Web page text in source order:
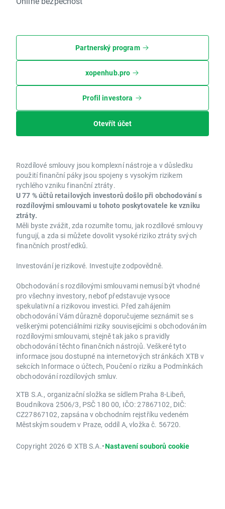
Partnerský program
xopenhub.pro
Profil investora
Otevřít účet
Rozdílové smlouvy jsou komplexní nástroje a v důsledku
použití finanční páky jsou spojeny s vysokým rizikem
rychlého vzniku finanční ztráty.
U 77 % účtů retailových investorů došlo při obchodování s
rozdílovými smlouvami u tohoto poskytovatele ke vzniku
ztráty.
Měli byste zvážit, zda rozumíte tomu, jak rozdílové smlouvy
fungují, a zda si můžete dovolit vysoké riziko ztráty svých
finančních prostředků.
Investování je rizikové. Investujte zodpovědně.
Obchodování s rozdílovými smlouvami nemusí být vhodné
pro všechny investory, neboť představuje vysoce
spekulativní a rizikovou investici. Před zahájením
obchodování Vám důrazně doporučujeme seznámit se s
veškerými potenciálními riziky souvisejícími s obchodováním
rozdílovými smlouvami, stejně tak jako s pravidly
obchodování těchto finančních nástrojů. Veškeré tyto
informace jsou dostupné na internetových stránkách XTB v
sekcích Informace o účtech, Poučení o riziku a Podmínkách
obchodování rozdílových smluv.
XTB S.A., organizační složka se sídlem Praha 8-Libeň,
Boudníkova 2506/3, PSČ 180 00, IČO: 27867102, DIČ:
CZ27867102, zapsána v obchodním rejstříku vedeném
Městským soudem v Praze, oddíl A, vložka č. 56720.
Copyright 2026 © XTB S.A.•Nastavení souborů cookie